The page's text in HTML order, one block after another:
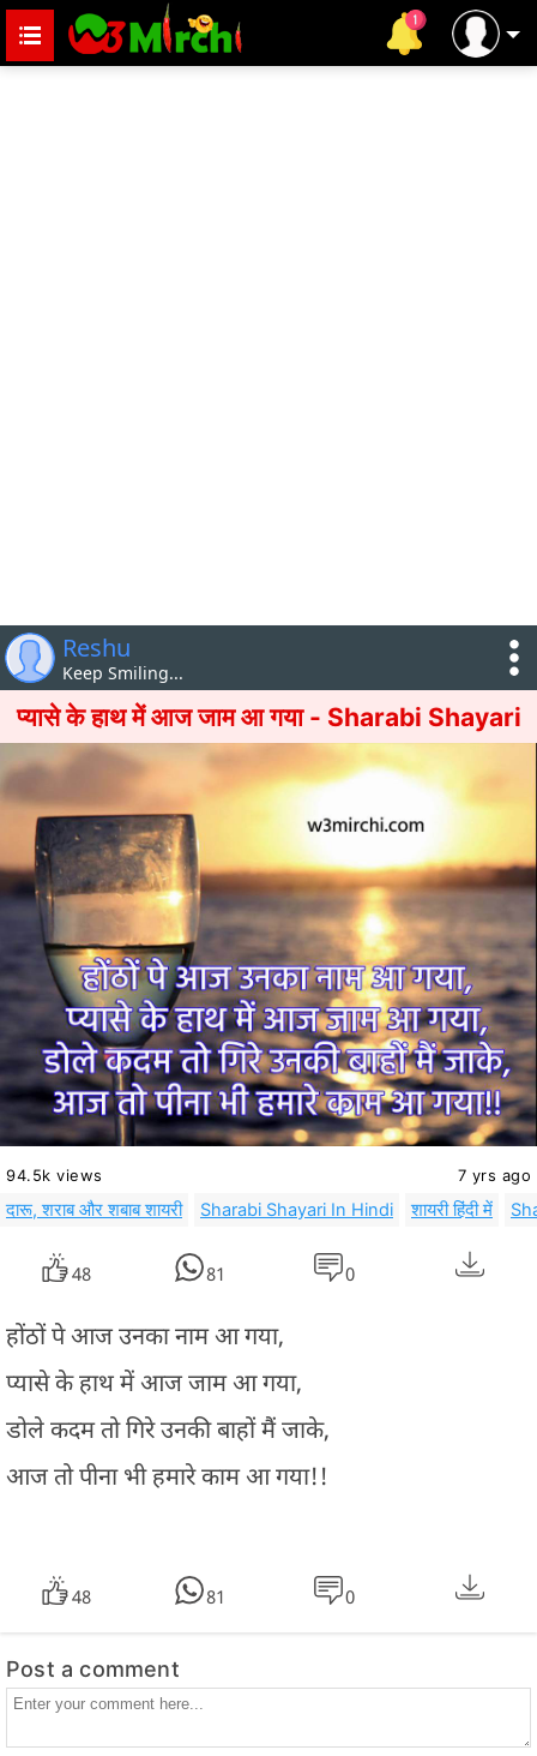
Reshu
Keep Smiling...
प्यासे के हाथ में आज जाम आ गया - Sharabi Shayari
94.5k views 7 yrs ago
दारू, शराब और शबाब शायरी Sharabi Shayari In Hindi शायरी हिंदी में
48 81 0
होंठों पे आज उनका नाम आ गया,
प्यासे के हाथ में आज जाम आ गया,
डोले कदम तो गिरे उनकी बाहों मैं जाके,
आज तो पीना भी हमारे काम आ गया!!
48 81 0
Post a comment